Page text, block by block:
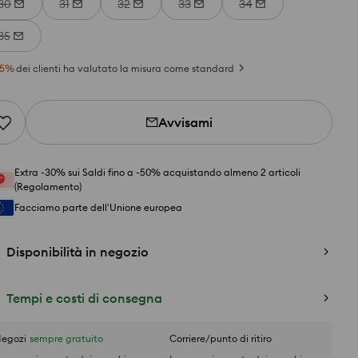
31 32 33 34
%dei clienti ha valutato la misura come standard
Avvisami
Extra -30% sui Saldi fino a -50% acquistando almeno 2 articoli
(Regolamento)
Facciamo parte dell'Unione europea
Disponibilità in negozio
Tempi e costi di consegna
sempre gratuito
Corriere/punto di ritiro